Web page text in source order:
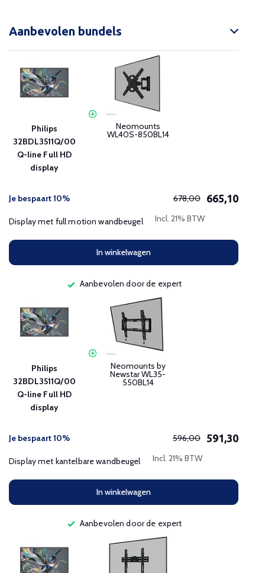
Aanbevolen bundels
Philips
32BDL3511Q/00
Q-line Full HD
display
Neomounts
WL40S-850BL14
Je bespaart 10% 678,00 665,10
Display met full motion wandbeugel Incl. 21% BTW
In winkelwagen
Aanbevolen door de expert
Philips
32BDL3511Q/00
Q-line Full HD
display
Neomounts by
Newstar WL35-
550BL14
Je bespaart 10% 596,00 591,30
Display met kantelbare wandbeugel Incl. 21% BTW
In winkelwagen
Aanbevolen door de expert